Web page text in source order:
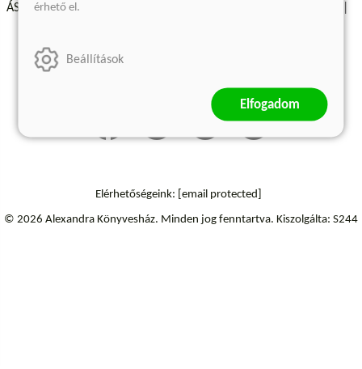
ÁSZF - Vásárlási feltételek
Szállítási információk
Elérhetőségeink: [email protected]
© 2026 Alexandra Könyvesház. Minden jog fenntartva. Kiszolgálta: S244
érhető el.
Beállítások
Elfogadom